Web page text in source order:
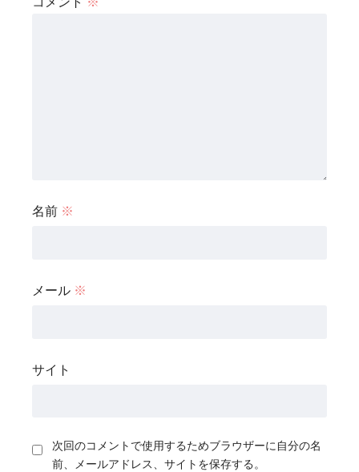
名前 ※
メール ※
サイト
次回のコメントで使用するためブラウザーに自分の名
前、メールアドレス、サイトを保存する。